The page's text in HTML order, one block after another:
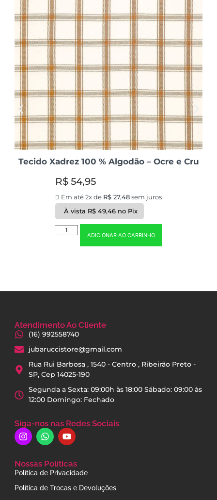
Tecido Xadrez 100 % Algodão – Ocre e Cru
R$ 54,95
Em até 2x de R$ 27,48 sem juros
À vista R$49,46 no Pix
ADICIONAR AO CARRINHO
Atendimento Ao Cliente
(16) 992558740
jubaruccistore@gmail.com
Rua Rui Barbosa , 1540 - Centro , Ribeirão Preto -
SP, Cep 14025-190
Segunda a Sexta: 09:00h às 18:00 Sábado: 09:00 às
12:00 Domingo: Fechado
Siga-nos nas Redes Sociais
Nossas Políticas
Política de Privacidade
Política de Trocas e Devoluções